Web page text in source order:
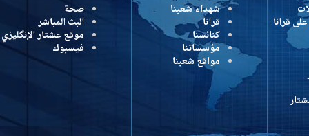
شهداء شعبنا
قرانا
كنائسنا
مؤسساتنا
مواقع شعبنا
صحة
البث المباشر
موقع عشتار الإنگليزي
فيسبوك